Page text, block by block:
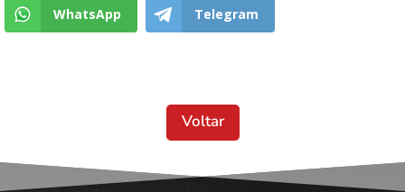
WhatsApp Telegram
Voltar